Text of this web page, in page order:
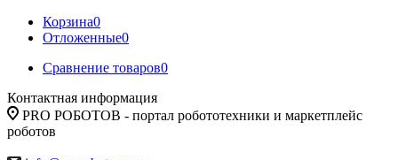
Корзина0
Отложенные0
Сравнение товаров0
Контактная информация
PRO РОБОТОВ - портал робототехники и маркетплейс
роботов